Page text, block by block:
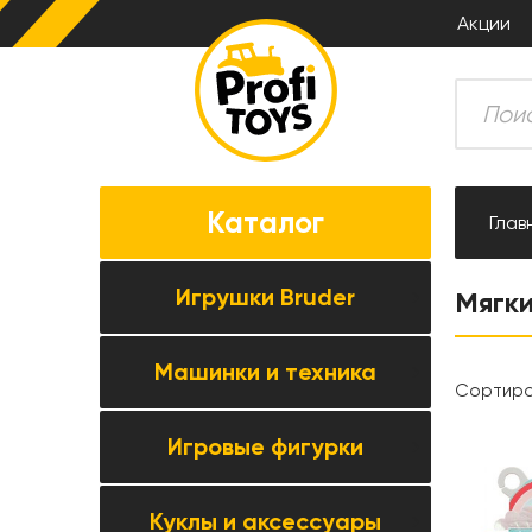
Акции
Каталог
Игрушки Bruder
Все товары категории →
Комбайны
Тракторы
Прицепная техника
Машинки и техника
Все товары категории →
Коллекционные модели
Игровые фигурки
Все товары категории →
Куклы и аксессуары